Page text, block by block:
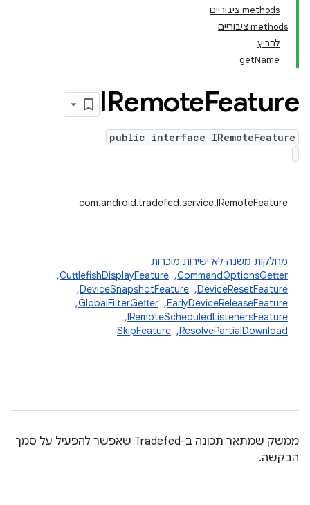
‫methods ציבוריים
‫methods ציבוריים
להריץ
getName
IRemoteFeature
public interface IRemoteFeature
com.android.tradefed.service.IRemoteFeature
מחלקות משנה לא ישירות מוכרות
CommandOptionsGetter
, ‏
CuttlefishDisplayFeature
, ‏
DeviceResetFeature
, ‏
DeviceSnapshotFeature
, ‏
EarlyDeviceReleaseFeature
, ‏
GlobalFilterGetter
, ‏
IRemoteScheduledListenersFeature
, ‏
ResolvePartialDownload
, ‏
SkipFeature
ממשק שמתאר תכונה ב-Tradefed שאפשר להפעיל על סמך
הבקשה.